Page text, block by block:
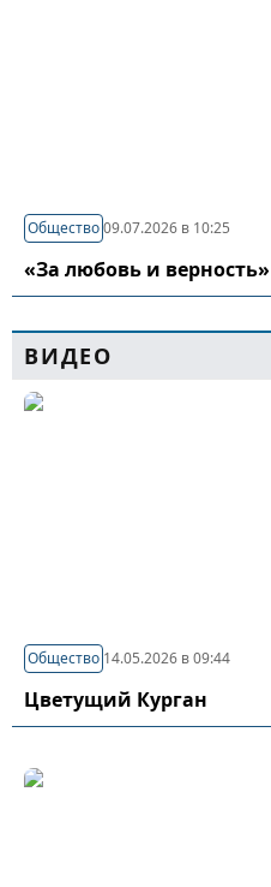
Общество09.07.2026 в 10:25
«За любовь и верность»
ВИДЕО
Общество 14.05.2026 в 09:44
Цветущий Курган